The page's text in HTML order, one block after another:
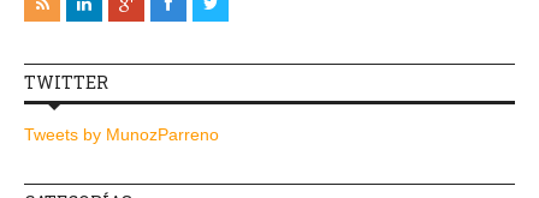
TWITTER
Tweets by MunozParreno